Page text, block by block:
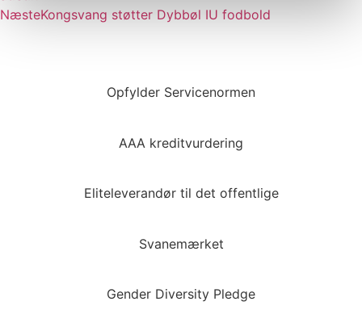
NæsteKongsvang støtter Dybbøl IU fodbold
Opfylder Servicenormen
AAA kreditvurdering
Eliteleverandør til det offentlige
Svanemærket
Gender Diversity Pledge